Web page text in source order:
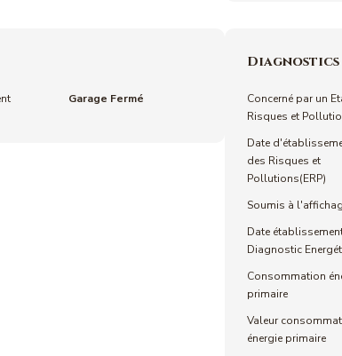
Garage Fermé
Diagnostics
Concerné par un
Risques et
Date
des Risques et
Pollutions(ERP)
Soumis à
Date
Diagnostic
Consommation
primaire
Valeur
énergie primaire